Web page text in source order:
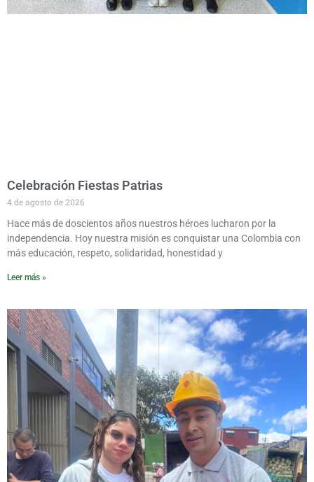
Celebración Fiestas Patrias
4 de agosto de 2026
Hace más de doscientos años nuestros héroes lucharon por la
independencia. Hoy nuestra misión es conquistar una Colombia con
más educación, respeto, solidaridad, honestidad y
Leer más »